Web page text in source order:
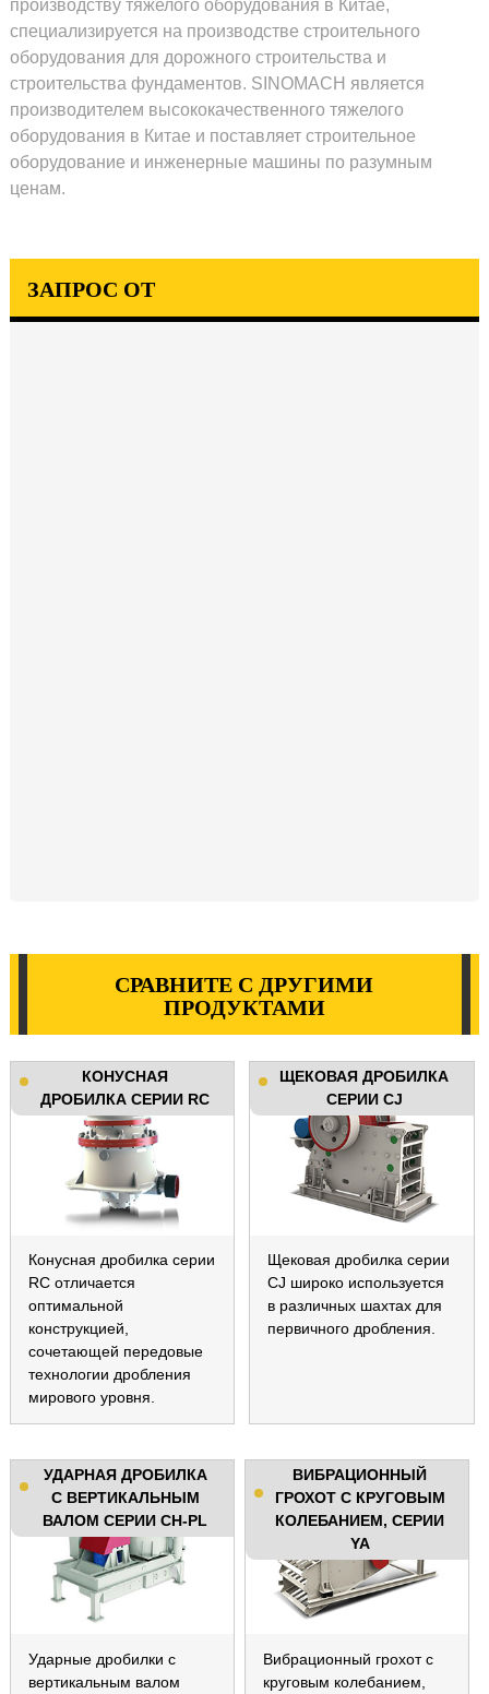
производству тяжелого оборудования в Китае,
специализируется на производстве строительного
оборудования для дорожного строительства и
строительства фундаментов. SINOMACH является
производителем высококачественного тяжелого
оборудования в Китае и поставляет строительное
оборудование и инженерные машины по разумным
ценам.
ЗАПРОС ОТ
СРАВНИТЕ С ДРУГИМИ
ПРОДУКТАМИ
КОНУСНАЯ
ДРОБИЛКА СЕРИИ RC
Конусная дробилка серии
RC отличается
оптимальной
конструкцией,
сочетающей передовые
технологии дробления
мирового уровня.
ЩЕКОВАЯ ДРОБИЛКА
СЕРИИ CJ
Щековая дробилка серии
CJ широко используется
в различных шахтах для
первичного дробления.
УДАРНАЯ ДРОБИЛКА
С ВЕРТИКАЛЬНЫМ
ВАЛОМ СЕРИИ CH-PL
Ударные дробилки с
вертикальным валом
ВИБРАЦИОННЫЙ
ГРОХОТ С КРУГОВЫМ
КОЛЕБАНИЕМ, СЕРИИ
YA
Вибрационный грохот с
круговым колебанием,